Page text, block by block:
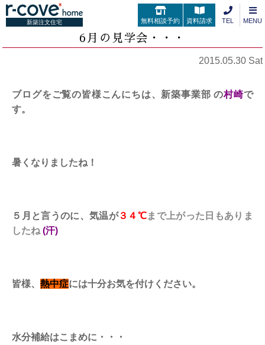
新築注文住宅 無料相談予約 資料請求 TEL MENU
6月の見学会・・・
2015.05.30 Sat
ブログをご覧の皆様こんにちは、新築事業部 の村崎で
す。
暑くなりましたね！
５月と言うのに、気温が３４℃まで上がった 日もありま
したね(汗)
皆様、熱中症には十分お気を付けください。
水分補給はこまめに・・・